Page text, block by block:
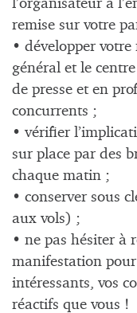
l’organisateur à
remise sur votre
• développer
général et le
de presse et en
concurrents ;
• vérifier
sur place par des
chaque matin ;
• conserver sous
aux vols) ;
• ne pas hésiter à
manifestation pour
intéressants, vos
réactifs que vous !